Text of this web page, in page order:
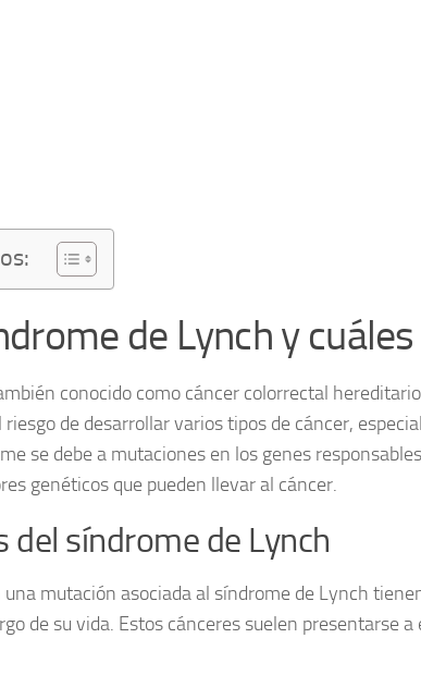
de Lynch y
conocido como cáncer colorrectal
de desarrollar varios tipos de cáncer,
se debe a mutaciones en los genes
genéticos que pueden llevar al cáncer.
del síndrome de Lynch
una mutación asociada al síndrome de Lynch
de su vida. Estos cánceres suelen presentarse